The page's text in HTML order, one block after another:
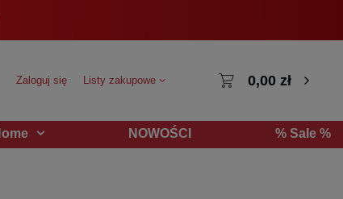
Zaloguj się Listy zakupowe 0,00 zł
NOWOŚCI % Sale %